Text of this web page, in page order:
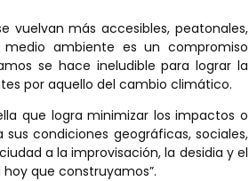
vuelvan más accesibles, peatonales,
ambiente es un compromiso
se hace ineludible para lograr la
por aquello del cambio climático.
que logra minimizar los impactos o
condiciones geográficas, sociales,
a la improvisación, la desidia y el
que construyamos”.